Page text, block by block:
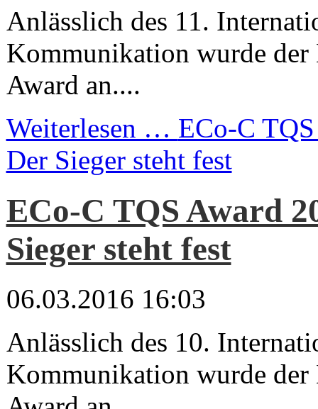
Anlässlich des 11.
Kommunikation wurde der
Award an....
Weiterlesen … ECo-C
Der Sieger steht fest
ECo-C TQS Award
Sieger steht fest
06.03.2016 16:03
Anlässlich des 10.
Kommunikation wurde der